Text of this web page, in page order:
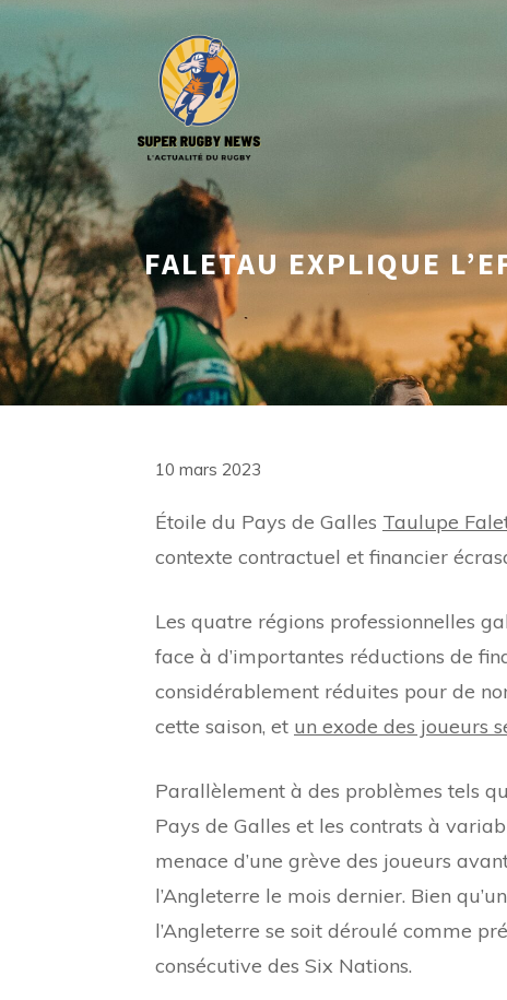
Aller
contenu
FALETAU EXPLIQUE
10 mars 2023
Étoile du Pays de Galles Taulupe
contexte contractuel et financier
Les quatre régions professionnelles
face à d’importantes réductions de
considérablement réduites pour de
cette saison, et un exode des joueurs
Parallèlement à des problèmes tels
Pays de Galles et les contrats à
menace d’une grève des joueurs
l’Angleterre le mois dernier. Bien
l’Angleterre se soit déroulé comme
consécutive des Six Nations.